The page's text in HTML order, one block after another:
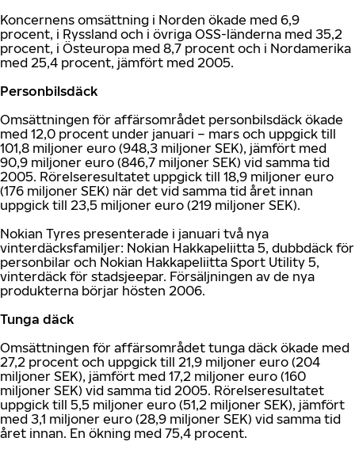
Koncernens omsättning i Norden ökade med 6,9
procent, i Ryssland och i övriga OSS-länderna med 35,2
procent, i Östeuropa med 8,7 procent och i Nordamerika
med 25,4 procent, jämfört med 2005.
Personbilsdäck
Omsättningen för affärsområdet personbilsdäck ökade
med 12,0 procent under januari – mars och uppgick till
101,8 miljoner euro (948,3 miljoner SEK), jämfört med
90,9 miljoner euro (846,7 miljoner SEK) vid samma tid
2005. Rörelseresultatet uppgick till 18,9 miljoner euro
(176 miljoner SEK) när det vid samma tid året innan
uppgick till 23,5 miljoner euro (219 miljoner SEK).
Nokian Tyres presenterade i januari två nya
vinterdäcksfamiljer: Nokian Hakkapeliitta 5, dubbdäck för
personbilar och Nokian Hakkapeliitta Sport Utility 5,
vinterdäck för stadsjeepar. Försäljningen av de nya
produkterna börjar hösten 2006.
Tunga däck
Omsättningen för affärsområdet tunga däck ökade med
27,2 procent och uppgick till 21,9 miljoner euro (204
miljoner SEK), jämfört med 17,2 miljoner euro (160
miljoner SEK) vid samma tid 2005. Rörelseresultatet
uppgick till 5,5 miljoner euro (51,2 miljoner SEK), jämfört
med 3,1 miljoner euro (28,9 miljoner SEK) vid samma tid
året innan. En ökning med 75,4 procent.